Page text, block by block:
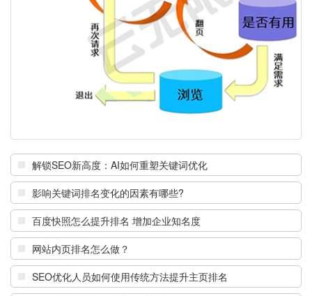
解锁SEO新高度：AI如何重塑关键词优化
影响关键词排名变化的因素有哪些?
百度快照怎么提升排名 增加企业知名度
网站内页排名怎么做？
SEO优化人员如何使用传统方法提升主页排名